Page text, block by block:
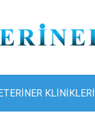
KLINIKLERI